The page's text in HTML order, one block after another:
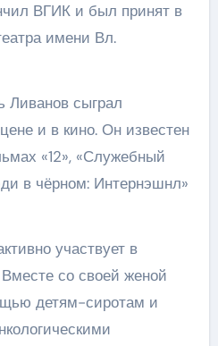
ВГИК и был принят в
имени Вл.
Ливанов сыграл
и в кино. Он известен
«12», «Служебный
в чёрном: Интернэшнл»
участвует в
Вместе со своей женой
детям-сиротам и